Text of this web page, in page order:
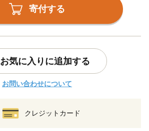
寄付する
お気に入りに追加する
お問い合わせについて
クレジットカード